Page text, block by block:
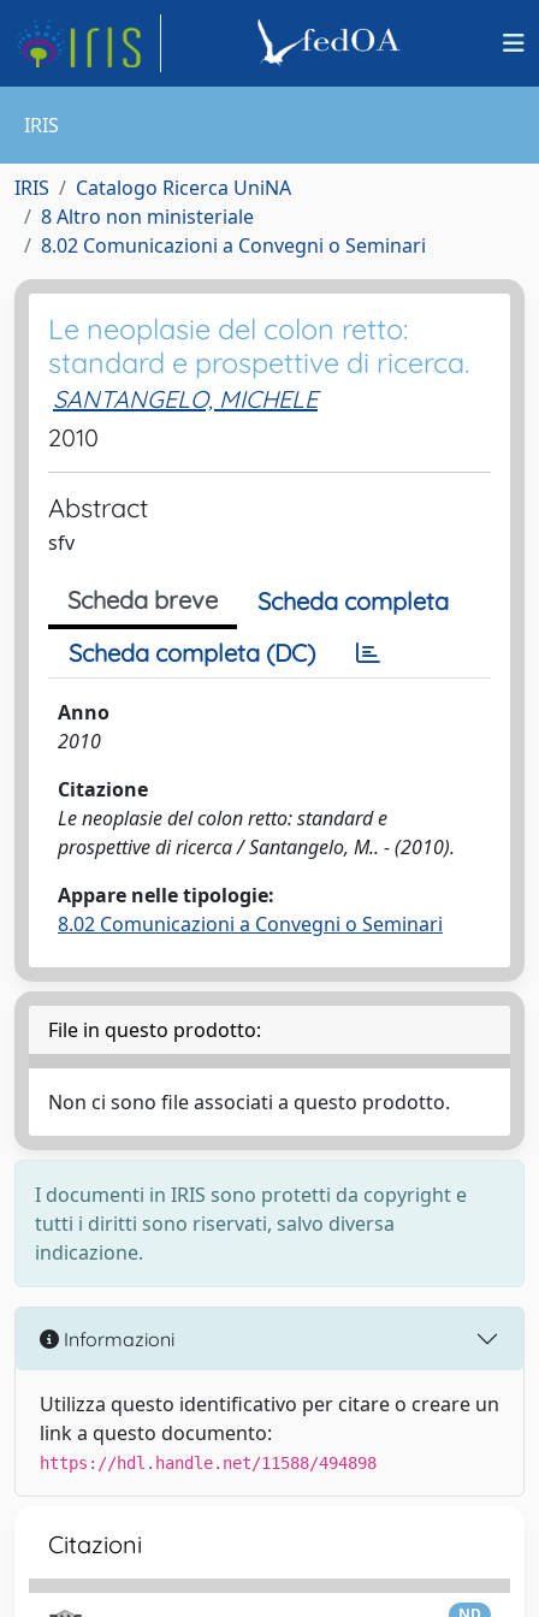
IRIS
IRIS
Catalogo Ricerca UniNA
8 Altro non ministeriale
8.02 Comunicazioni a Convegni o Seminari
Le neoplasie del colon retto:
standard e prospettive di ricerca.
SANTANGELO, MICHELE
2010
Abstract
sfv
Scheda breve
Scheda completa
Scheda completa (DC)
Anno
2010
Citazione
Le neoplasie del colon retto: standard e
prospettive di ricerca / Santangelo, M.. - (2010).
Appare nelle tipologie:
8.02 Comunicazioni a Convegni o Seminari
File in questo prodotto:
Non ci sono file associati a questo prodotto.
I documenti in IRIS sono protetti da copyright e
tutti i diritti sono riservati, salvo diversa
indicazione.
Informazioni
Utilizza questo identificativo per citare o creare un
link a questo documento:
https://hdl.handle.net/11588/494898
Citazioni